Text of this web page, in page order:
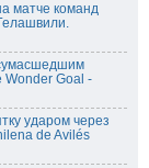
матче команд
Wonder Goal -
ударом через
de Avilés